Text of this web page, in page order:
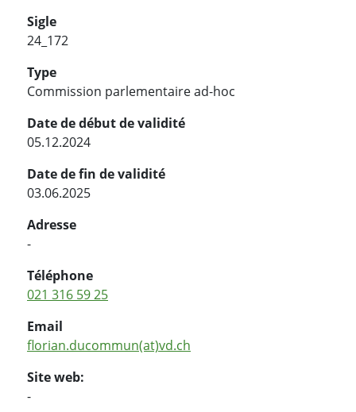
Sigle
24_172
Type
Commission parlementaire ad-hoc
Date de début de validité
05.12.2024
Date de fin de validité
03.06.2025
Adresse
-
Téléphone
021 316 59 25
Email
florian.ducommun(at)vd.ch
Site web:
-